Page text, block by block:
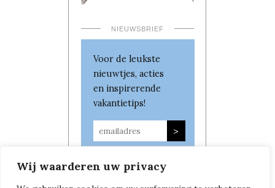
Wij waarderen uw privacy
NIEUWSBRIEF
Voor de leukste
nieuwtjes, acties
en inspirerende
vakantietips!